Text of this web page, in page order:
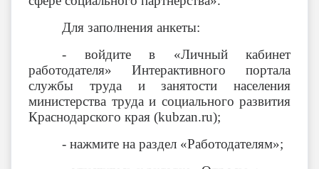
Для заполнения анкеты:
- войдите в «Личный кабинет
работодателя» Интерактивного портала
службы труда и занятости населения
министерства труда и социального развития
Краснодарского края (kubzan.ru);
- нажмите на раздел «Работодателям»;